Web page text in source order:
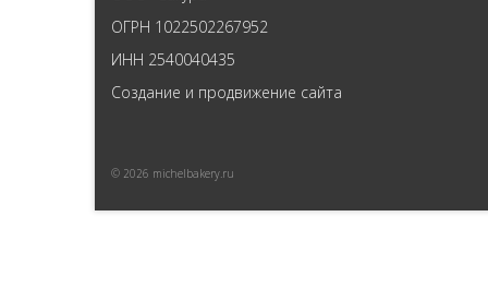
ОГРН 1022502267952
ИНН 2540040435
Создание и продвижение сайта
© 2026 michelbakery.ru